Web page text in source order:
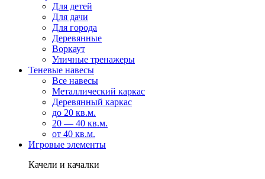
Для детей
Для дачи
Для города
Деревянные
Воркаут
Уличные тренажеры
Теневые навесы
Все навесы
Металлический каркас
Деревянный каркас
до 20 кв.м.
20 — 40 кв.м.
от 40 кв.м.
Игровые элементы
Качели и качалки